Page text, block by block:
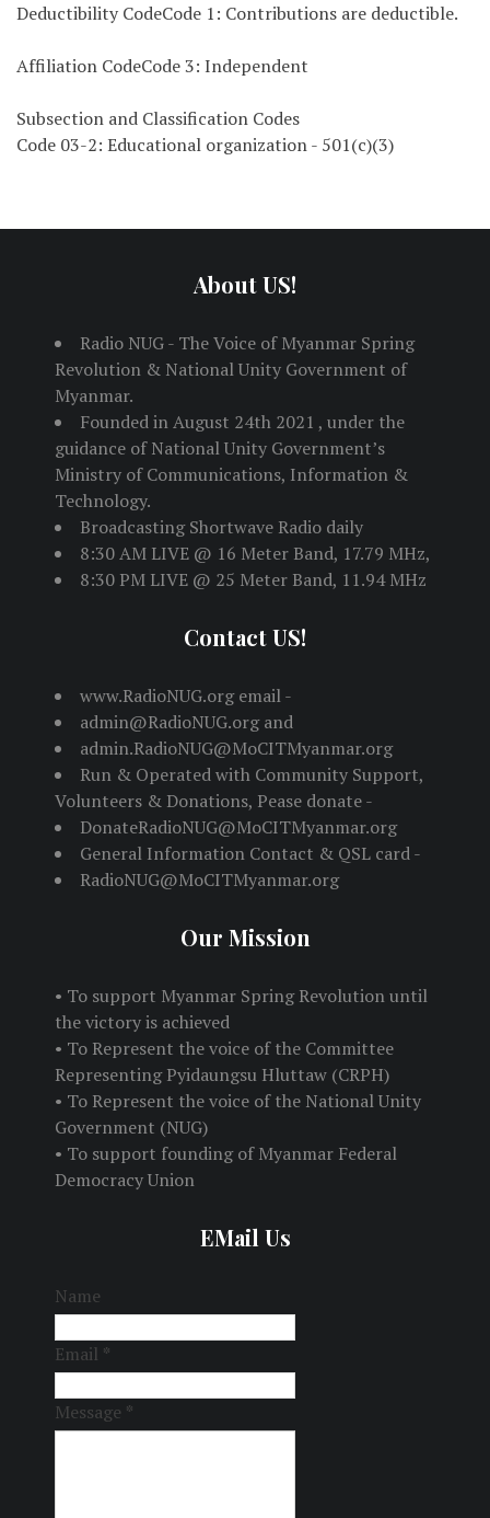
Deductibility CodeCode 1: Contributions are deductible.
Affiliation CodeCode 3: Independent
Subsection and Classification Codes
Code 03-2: Educational organization - 501(c)(3)
About US!
Radio NUG - The Voice of Myanmar Spring
Revolution & National Unity Government of
Myanmar.
Founded in August 24th 2021 , under the
guidance of National Unity Government’s
Ministry of Communications, Information &
Technology.
Broadcasting Shortwave Radio daily
8:30 AM LIVE @ 16 Meter Band, 17.79 MHz,
8:30 PM LIVE @ 25 Meter Band, 11.94 MHz
Contact US!
www.RadioNUG.org email -
admin@RadioNUG.org and
admin.RadioNUG@MoCITMyanmar.org
Run & Operated with Community Support,
Volunteers & Donations, Pease donate -
DonateRadioNUG@MoCITMyanmar.org
General Information Contact & QSL card -
RadioNUG@MoCITMyanmar.org
Our Mission
• To support Myanmar Spring Revolution until
the victory is achieved
• To Represent the voice of the Committee
Representing Pyidaungsu Hluttaw (CRPH)
• To Represent the voice of the National Unity
Government (NUG)
• To support founding of Myanmar Federal
Democracy Union
EMail Us
Name
Email *
Message *